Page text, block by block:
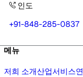
인도
+91-848-285-0837
메뉴
저희 소개산업서비스